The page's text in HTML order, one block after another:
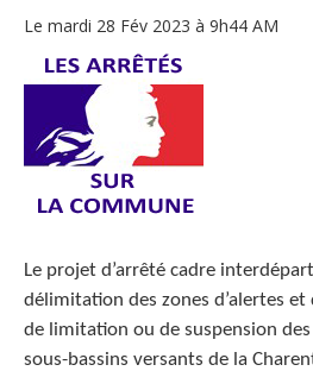
Le mardi 28 Fév 2023 à 9h44 AM
Le projet d’arrêté cadre
délimitation des zones d’alertes
de limitation ou de suspension des
sous-bassins versants de la